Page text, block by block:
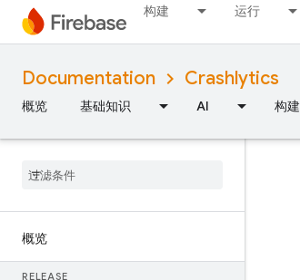
构建 运行
Documentation Crashlytics
概览 基础知识 AI 构建
概览
RELEASE